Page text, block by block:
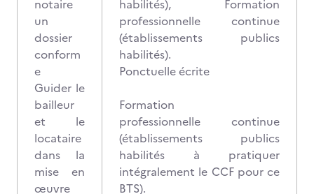
notaire
un
dossier
conform
e
Guider le
bailleur
et le
locataire
dans la
mise en
œuvre
habilités), Formation
professionnelle continue
(établissements publics
habilités).
Ponctuelle écrite
Formation
professionnelle continue
(établissements publics
habilités à pratiquer
intégralement le CCF pour ce
BTS).